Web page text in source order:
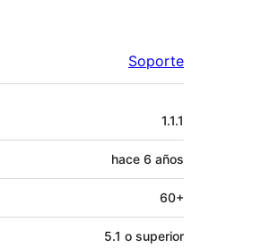
Soporte
1.1.1
hace 6 años
60+
5.1 o superior